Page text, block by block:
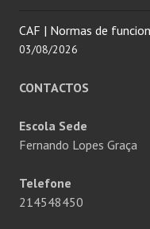
CAF | Normas de
03/08/2026
CONTACTOS
Escola Sede
Fernando Lopes Graça
Telefone
214548450